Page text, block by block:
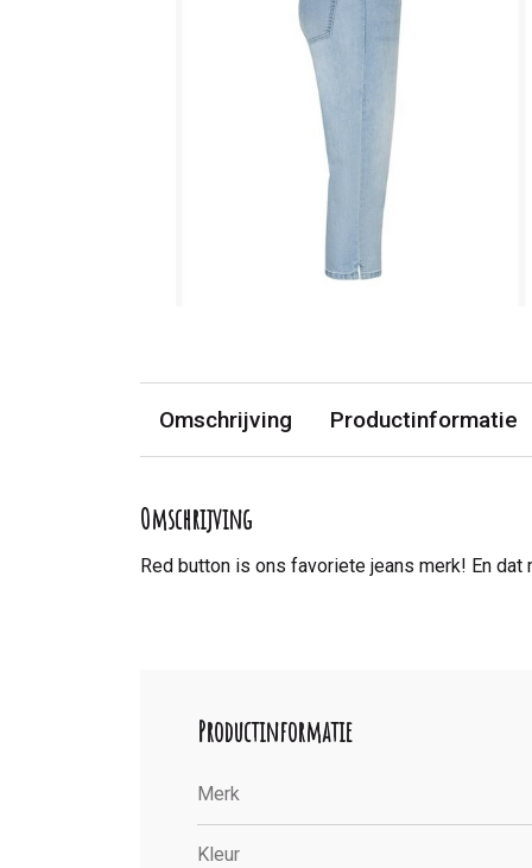
Omschrijving Productinformatie
Omschrijving
Red button is ons favoriete jeans merk! En
Productinformatie
Merk
Kleur